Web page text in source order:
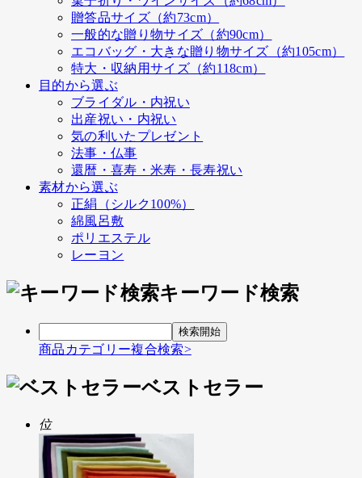
贈答品サイズ（約73cm）
一般的な贈り物サイズ（約90cm）
エコバッグ・大きな贈り物サイズ（約105cm）
特大・収納用サイズ（約118cm）
目的から選ぶ
ブライダル・内祝い
出産祝い・内祝い
気の利いたプレゼント
法事・仏事
還暦・喜寿・米寿・長寿祝い
素材から選ぶ
正絹（シルク100%）
綿風呂敷
ポリエステル
レーヨン
キーワード検索
商品カテゴリー複合検索>
ベストセラー
位